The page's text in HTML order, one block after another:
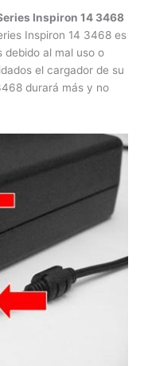
Inspiron 14 3468
debido al mal uso
el cargador
14 3468 durará más